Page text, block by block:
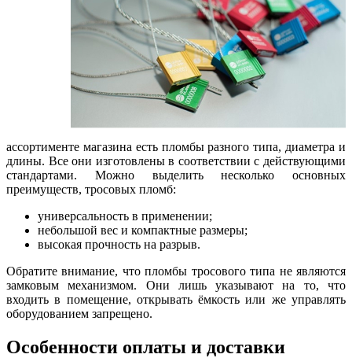
ассортименте магазина есть пломбы разного типа, диаметра и
длины. Все они изготовлены в соответствии с действующими
стандартами. Можно выделить несколько основных
преимуществ, тросовых пломб:
универсальность в применении;
небольшой вес и компактные размеры;
высокая прочность на разрыв.
Обратите внимание, что пломбы тросового типа не являются
замковым механизмом. Они лишь указывают на то, что
входить в помещение, открывать ёмкость или же управлять
оборудованием запрещено.
Особенности оплаты и доставки